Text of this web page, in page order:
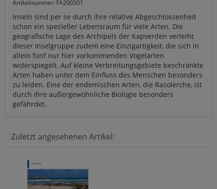
Artikelnummer: FA200501
Inseln sind per se durch ihre relative Abgeschlossenheit
schon ein spezieller Lebensraum für viele Arten. Die
geografische Lage des Archipels der Kapverden verleiht
dieser Inselgruppe zudem eine Einzigartigkeit, die sich in
allein fünf nur hier vorkommenden Vogelarten
widerspiegelt. Auf kleine Verbreitungsgebiete beschränkte
Arten haben unter dem Einfluss des Menschen besonders
zu leiden. Eine der endemischen Arten, die Rasolerche, ist
durch ihre außergewöhnliche Biologie besonders
gefährdet.
Zuletzt angesehenen Artikel: